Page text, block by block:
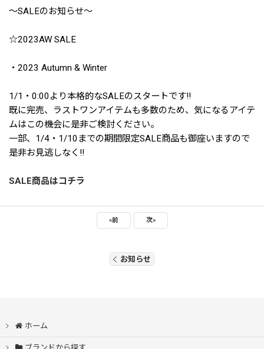
〜SALEのお知らせ〜
☆2023AW SALE
・2023 Autumn & Winter
1/1・0:00より本格的なSALEのスタートです!!
既に完売、ラストワンアイテムも多数のため、気になるアイテ
ムはこの機会に是非ご検討ください。
一部、1/4・1/10までの期間限定SALE商品も御座いますので
是非お見逃しなく!!
SALE商品はコチラ
«前 次»
お知らせ
ホーム